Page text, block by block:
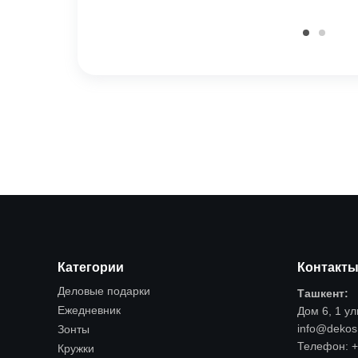
Категории
Деловые подарки
Ежедневник
Зонты
Кружки
Контакты
Ташкент:
Дом 6, 1
Телефон: